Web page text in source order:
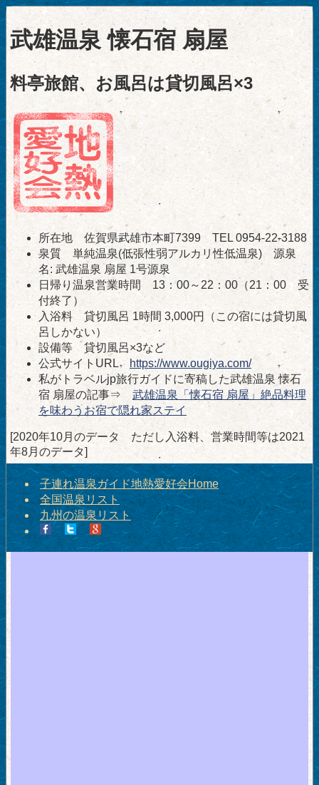
武雄温泉 懐石宿 扇屋
料亭旅館、お風呂は貸切風呂×3
所在地 佐賀県武雄市本町7399 TEL 0954-22-3188
泉質 単純温泉(低張性弱アルカリ性低温泉) 源泉
名: 武雄温泉 扇屋 1号源泉
日帰り温泉営業時間 13：00～22：00（21：00 受
付終了）
入浴料 貸切風呂 1時間 3,000円（この宿には貸切風
呂しかない）
設備等 貸切風呂×3など
公式サイトURL https://www.ougiya.com/
私がトラベルjp旅行ガイドに寄稿した武雄温泉 懐石
宿 扇屋の記事⇒ 武雄温泉「懐石宿 扇屋」絶品料理
を味わうお宿で隠れ家ステイ
[2020年10月のデータ ただし入浴料、営業時間等は2021
年8月のデータ]
子連れ温泉ガイド地熱愛好会Home
全国温泉リスト
九州の温泉リスト